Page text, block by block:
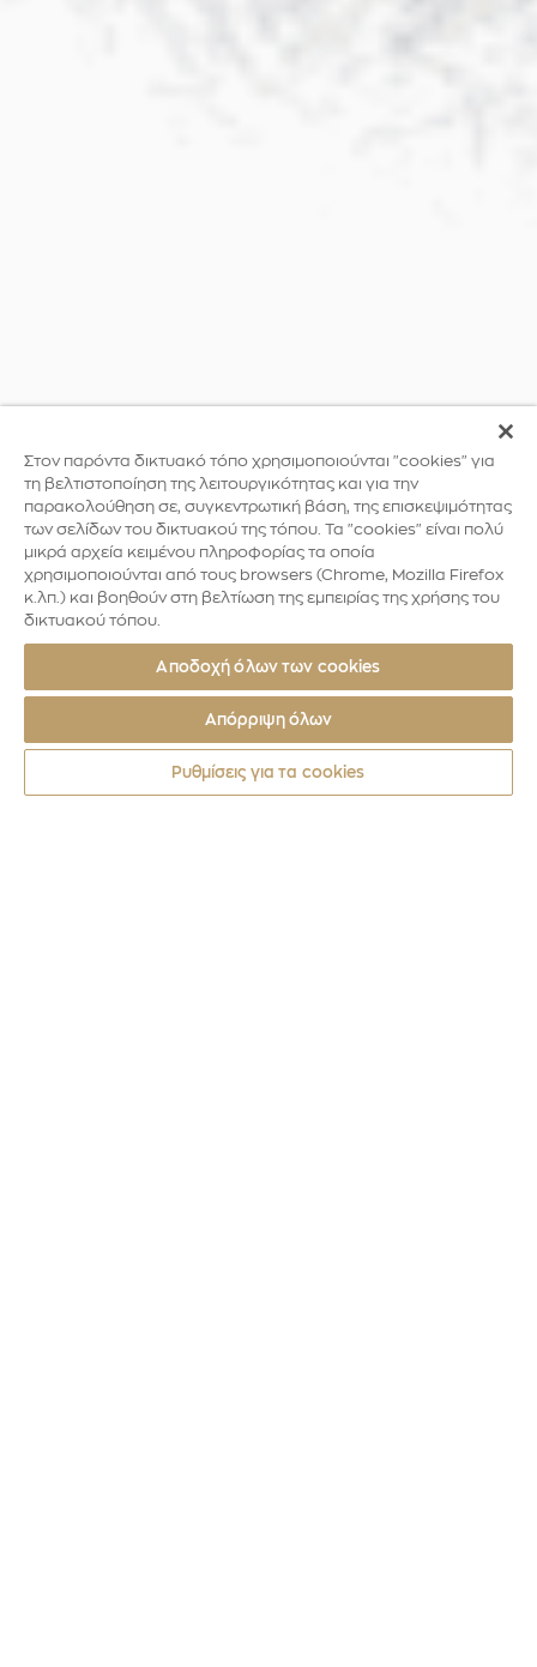
Στον παρόντα δικτυακό τόπο χρησιμοποιούνται "cookies" για
τη βελτιστοποίηση της λειτουργικότητας και για την
παρακολούθηση σε, συγκεντρωτική βάση, της επισκεψιμότητας
των σελίδων του δικτυακού της τόπου. Τα "cookies" είναι πολύ
μικρά αρχεία κειμένου πληροφορίας τα οποία
χρησιμοποιούνται από τους browsers (Chrome, Mozilla Firefox
κ.λπ.) και βοηθούν στη βελτίωση της εμπειρίας της χρήσης του
δικτυακού τόπου.
Αποδοχή όλων των cookies
Απόρριψη όλων
Ρυθμίσεις για τα cookies